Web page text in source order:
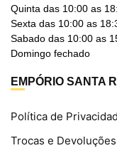
Quinta das 10:00 as
Sexta das 10:00 as
Sabado das 10:00 as
Domingo fechado
EMPÓRIO SANTA
Política de
Trocas e Devoluções